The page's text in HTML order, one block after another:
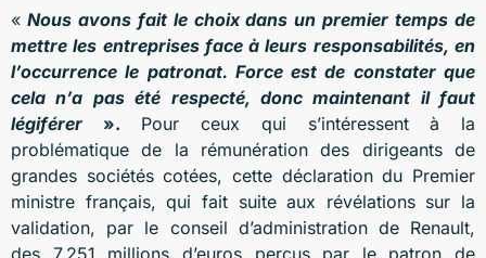
« Nous avons fait le choix dans un premier temps de
mettre les entreprises face à leurs responsabilités, en
l’occurrence le patronat. Force est de constater que
cela n’a pas été respecté, donc maintenant il faut
légiférer ». Pour ceux qui s’intéressent à la
problématique de la rémunération des dirigeants de
grandes sociétés cotées, cette déclaration du Premier
ministre français, qui fait suite aux révélations sur la
validation, par le conseil d’administration de Renault,